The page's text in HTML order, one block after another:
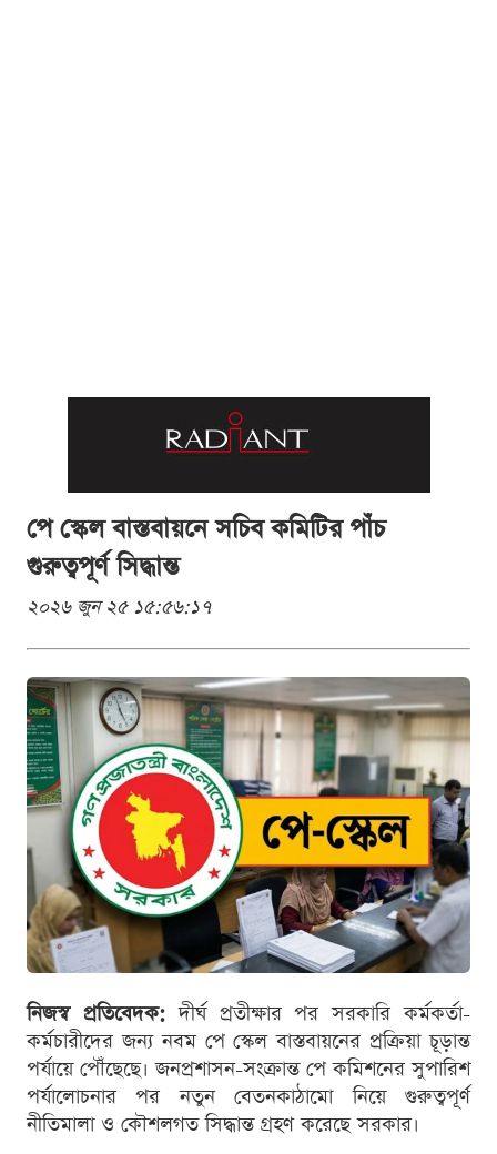
পে স্কেল বাস্তবায়নে সচিব কমিটির পাঁচ
গুরুত্বপূর্ণ সিদ্ধান্ত
২০২৬ জুন ২৫ ১৫:৫৬:১৭
নিজস্ব প্রতিবেদক:দীর্ঘ প্রতীক্ষার পর সরকারি কর্মকর্তা-
কর্মচারীদের জন্য নবম পে স্কেল বাস্তবায়নের প্রক্রিয়া চূড়ান্ত
পর্যায়ে পৌঁছেছে। জনপ্রশাসন-সংক্রান্ত পে কমিশনের সুপারিশ
পর্যালোচনার পর নতুন বেতনকাঠামো নিয়ে গুরুত্বপূর্ণ
নীতিমালা ও কৌশলগত সিদ্ধান্ত গ্রহণ করেছে সরকার।